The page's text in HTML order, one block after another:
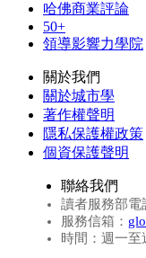
哈佛商業評論
50+
領導影響力學院
關於我們
關於城市學
著作權聲明
隱私保護權政策
個資保護聲明
聯絡我們
讀者服務部電
服務信箱：
時間：週一至